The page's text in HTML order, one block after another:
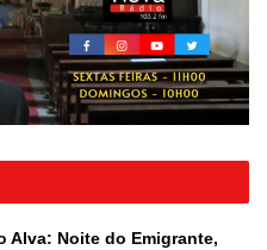
Alva: Noite do Emigrante,